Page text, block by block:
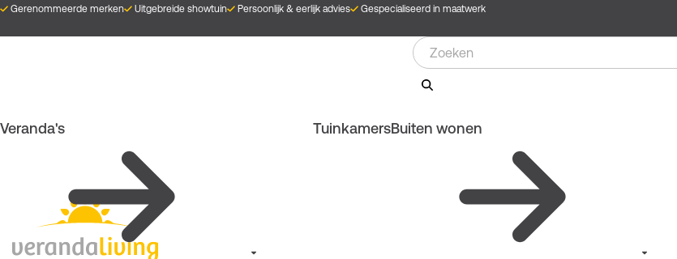
Overslaan
Gerenommeerde merken Uitgebreide showtuin Persoonlijk & eerlijk advies Gespecialiseerd in maatwerk
Veranda's TuinkamersBuiten wonen